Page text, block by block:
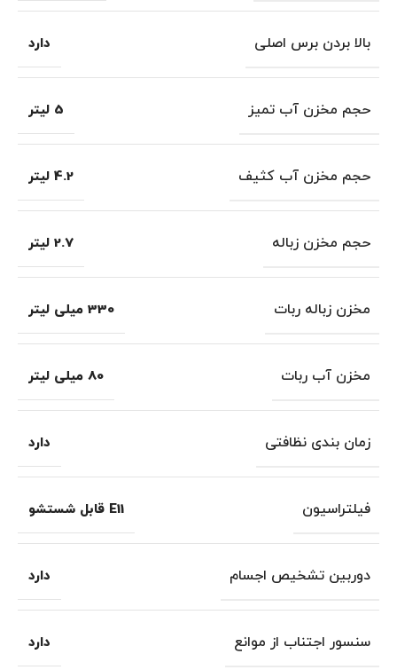
بالا بردن برس اصلی دارد
حجم مخزن آب تمیز 5 لیتر
حجم مخزن آب کثیف 4.2 لیتر
حجم مخزن زباله 2.7 لیتر
مخزن زباله ربات 330 میلی لیتر
مخزن آب ربات 80 میلی لیتر
زمان بندی نظافتی دارد
فیلتراسیون E11 قابل شستشو
دوربین تشخیص اجسام دارد
سنسور اجتناب از موانع دارد